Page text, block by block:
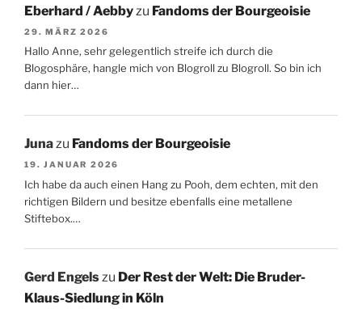
Eberhard / Aebby zu Fandoms der Bourgeoisie
29. MÄRZ 2026
Hallo Anne, sehr gelegentlich streife ich durch die
Blogosphäre, hangle mich von Blogroll zu Blogroll. So bin ich
dann hier…
Junazu Fandoms der Bourgeoisie
19. JANUAR 2026
Ich habe da auch einen Hang zu Pooh, dem echten, mit den
richtigen Bildern und besitze ebenfalls eine metallene
Stiftebox.…
Gerd Engelszu Der Rest der Welt: Die Bruder-
Klaus-Siedlung in Köln